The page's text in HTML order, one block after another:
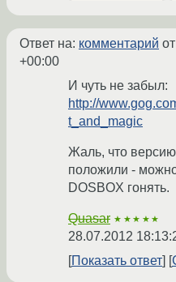
Ответ на: комментарий
+00:00
И чуть не забыл:
http://
t_and_magic
Жаль, что
положили -
DOSBOX гонять.
Quasar ★★★★★
28.07.2012
Показать ответ